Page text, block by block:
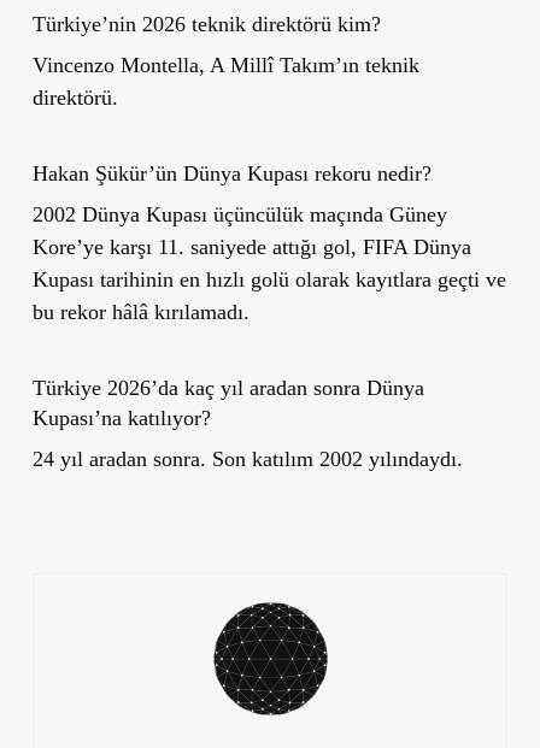
Türkiye’nin 2026 teknik direktörü kim?
Vincenzo Montella, A Millî Takım’ın teknik
direktörü.
Hakan Şükür’ün Dünya Kupası rekoru nedir?
2002 Dünya Kupası üçüncülük maçında Güney
Kore’ye karşı 11. saniyede attığı gol, FIFA Dünya
Kupası tarihinin en hızlı golü olarak kayıtlara geçti ve
bu rekor hâlâ kırılamadı.
Türkiye 2026’da kaç yıl aradan sonra Dünya
Kupası’na katılıyor?
24 yıl aradan sonra. Son katılım 2002 yılındaydı.